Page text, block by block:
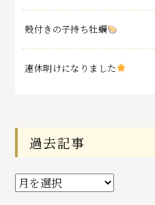
殻付きの子持ち牡蠣
連休明けになりました
過去記事
過
去